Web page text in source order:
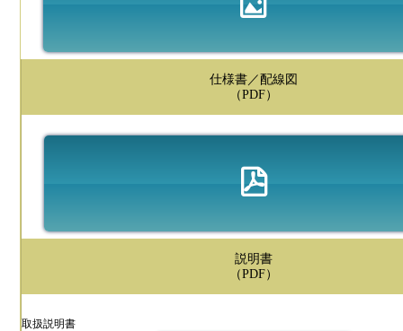
仕様書／配線図
（PDF）
説明書
（PDF）
取扱説明書